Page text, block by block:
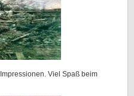
Viel Spaß beim